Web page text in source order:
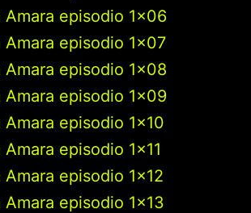
Amara episodio 1×06
Amara episodio 1×07
Amara episodio 1×08
Amara episodio 1×09
Amara episodio 1×10
Amara episodio 1×11
Amara episodio 1×12
Amara episodio 1×13